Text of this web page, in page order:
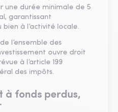
une durée minimale de 5
garantissant
à l’activité locale.
l’ensemble des
ouvre droit
à l’article 199
des impôts.
à fonds perdus,